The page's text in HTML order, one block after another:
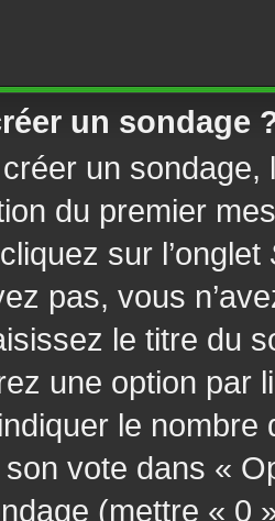
un sondage
un sondage,
du premier
sur l’onglet
pas, vous
le titre du
une option par
le nombre
vote dans «
(mettre « 0